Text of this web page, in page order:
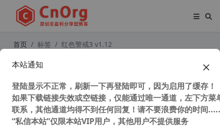
首页 标签 红色警戒3 v1.12
win10
本站通知
登陆显示不正常，刷新一下再登陆即可，因为启用了缓存！
如果下载链接失效或空链接，仅能通过唯一通道，左下方菜
联系，其他通道均得不到任何回复！请不要浪费你的时间
“私信本站”仅限本站VIP用户，其他用户不提供服务